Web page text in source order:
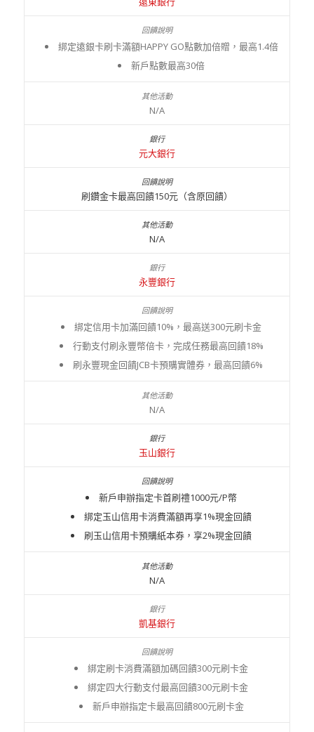
綁定遠銀卡刷卡滿額HAPPY GO點數加倍贈，最高1.4倍
新戶點數最高30倍
N/A
元大銀行
刷鑽金卡最高回饋150元（含原回饋）
N/A
永豐銀行
綁定信用卡加滿回饋10%，最高送300元刷卡金
行動支付刷永豐幣倍卡，完成任務最高回饋18%
刷永豐現金回饋JCB卡預購實體券，最高回饋6%
N/A
玉山銀行
新戶申辦指定卡首刷禮1000元/P幣
綁定玉山信用卡消費滿額再享1%現金回饋
刷玉山信用卡預購紙本券，享2%現金回饋
N/A
凱基銀行
綁定刷卡消費滿額加碼回饋300元刷卡金
綁定四大行動支付最高回饋300元刷卡金
新戶申辦指定卡最高回饋800元刷卡金